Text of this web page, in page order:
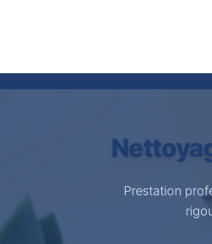
Prestation